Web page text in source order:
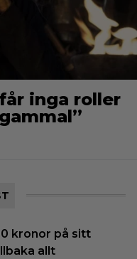
inga roller
kronor på sitt
allt